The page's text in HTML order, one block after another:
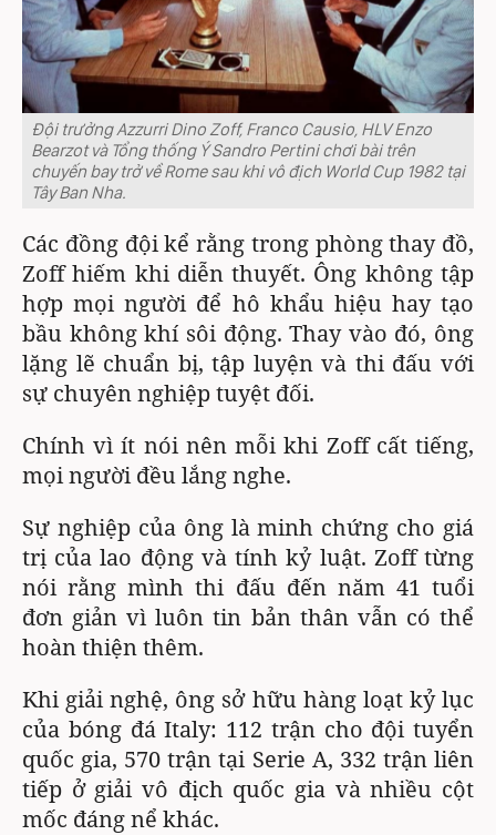
Đội trưởng Azzurri Dino Zoff, Franco Causio, HLV Enzo
Bearzot và Tổng thống Ý Sandro Pertini chơi bài trên
chuyến bay trở về Rome sau khi vô địch World Cup 1982 tại
Tây Ban Nha.
Các đồng đội kể rằng trong phòng thay đồ,
Zoff hiếm khi diễn thuyết. Ông không tập
hợp mọi người để hô khẩu hiệu hay tạo
bầu không khí sôi động. Thay vào đó, ông
lặng lẽ chuẩn bị, tập luyện và thi đấu với
sự chuyên nghiệp tuyệt đối.
Chính vì ít nói nên mỗi khi Zoff cất tiếng,
mọi người đều lắng nghe.
Sự nghiệp của ông là minh chứng cho giá
trị của lao động và tính kỷ luật. Zoff từng
nói rằng mình thi đấu đến năm 41 tuổi
đơn giản vì luôn tin bản thân vẫn có thể
hoàn thiện thêm.
Khi giải nghệ, ông sở hữu hàng loạt kỷ lục
của bóng đá Italy: 112 trận cho đội tuyển
quốc gia, 570 trận tại Serie A, 332 trận liên
tiếp ở giải vô địch quốc gia và nhiều cột
mốc đáng nể khác.